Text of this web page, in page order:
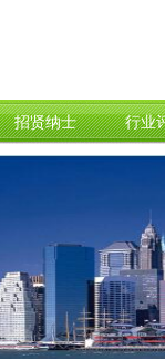
招贤纳士 行业